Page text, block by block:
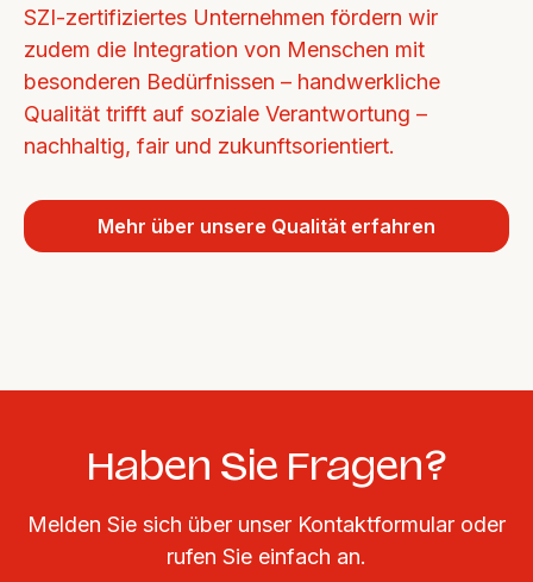
SZI-zertifiziertes Unternehmen fördern wir
zudem die Integration von Menschen mit
besonderen Bedürfnissen – handwerkliche
Qualität trifft auf soziale Verantwortung –
nachhaltig, fair und zukunftsorientiert.
Mehr über unsere Qualität erfahren
Haben Sie Fragen?
Melden Sie sich über unser Kontaktformular oder
rufen Sie einfach an.